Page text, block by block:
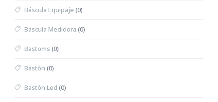
Báscula Equipaje (0)
Báscula Medidora (0)
Bastoms (0)
Bastón (0)
Bastón Led (0)